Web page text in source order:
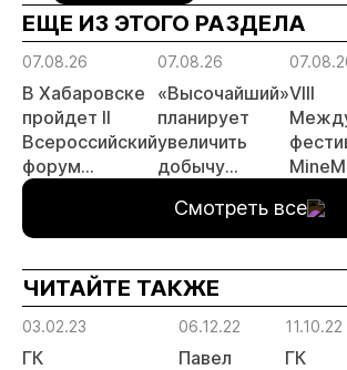
ЕЩЕ ИЗ ЭТОГО РАЗДЕЛА
07.08.26
В Хабаровске
пройдет II
Всероссийский
форум
«Россыпное
России»
07.08.26
«Высочайший»
планирует
увеличить
добычу
тонн в 2026
году
VIII
заявок
Смотреть все
ЧИТАЙТЕ ТАКЖЕ
03.02.23
ГК
06.12.22
Павел
11.10.22
ГК